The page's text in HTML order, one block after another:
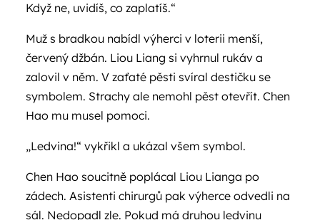
Když ne, uvidíš, co zaplatíš.“
Muž s bradkou nabídl výherci v loterii menší,
červený džbán. Liou Liang si vyhrnul rukáv a
zalovil v něm. V zaťaté pěsti svíral destičku se
symbolem. Strachy ale nemohl pěst otevřít. Chen
Hao mu musel pomoci.
„Ledvina!“ vykřikl a ukázal všem symbol.
Chen Hao soucitně poplácal Liou Lianga po
zádech. Asistenti chirurgů pak výherce odvedli na
sál. Nedopadl zle. Pokud má druhou ledvinu